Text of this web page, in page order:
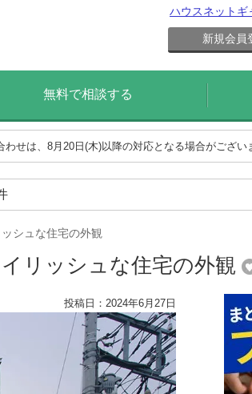
ハウスネットギ
新規会員
無料で相談する
せは、8月20日(木)以降の対応となる場合がござい
シュな住宅の外観
リッシュな住宅の外観
投稿日：2024年6月27日